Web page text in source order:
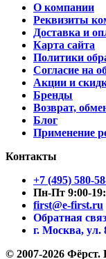
О компании
Реквизиты
Доставка и
Карта сайта
Политики
Согласие на
Акции и
Бренды
Возврат,
Блог
Применение
Контакты
+7 (495) 580-
Пн-Пт 9:00-
first@e-first.ru
Обратная
г. Москва, ул.
© 2007-2026